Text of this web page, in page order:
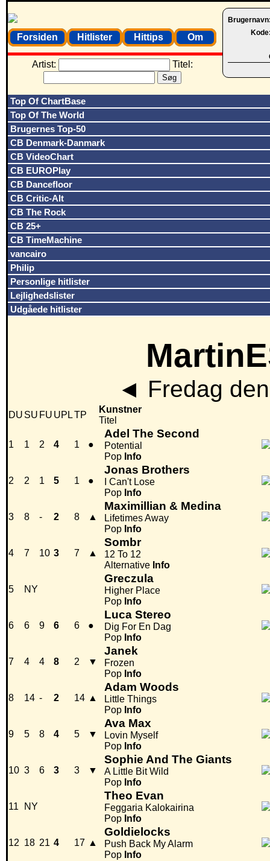
Forsiden Hitlister Hittips Om
Artist: Titel:
Top Of ChartBase
Top Of The World
Brugernes Top-50
CB Denmark-Danmark
CB VideoChart
CB EUROPlay
CB Dancefloor
CB Critic-Alt
CB The Rock
CB 25+
CB TimeMachine
vancairo
Philip
Personlige hitlister
Lejlighedslister
Udgåede hitlister
◄ Fredag
DU SU FU UPLTP
Kunstner
Titel
1 1 2 4 1 ●
Adel The Second
Potential
Pop Info
2 2 1 5 1 ●
Jonas Brothers
I Can't Lose
Pop Info
3 8 - 2 8 ▲
Maximillian & Medina
Lifetimes Away
Pop Info
4 7 10 3 7 ▲
Sombr
12 To 12
Alternative Info
5 NY
Greczula
Higher Place
Pop Info
6 6 9 6 6 ●
Luca Stereo
Dig For En Dag
Pop Info
7 4 4 8 2 ▼
Janek
Frozen
Pop Info
8 14 - 2 14 ▲
Adam Woods
Little Things
Pop Info
9 5 8 4 5 ▼
Ava Max
Lovin Myself
Pop Info
10 3 6 3 3 ▼
Sophie And The Giants
A Little Bit Wild
Pop Info
11 NY
Theo Evan
Feggaria Kalokairina
Pop Info
12 18 21 4 17 ▲
Goldielocks
Push Back My Alarm
Pop Info